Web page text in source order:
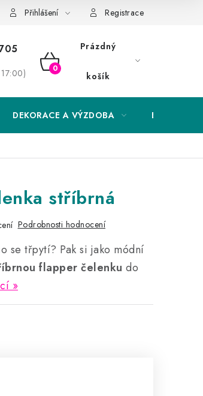
Podmínky ochrany osobních údajů
Přihlášení Registrace
NÁKUPNÍ
Prázdný
košík
DEKORACE A VÝZDOBA
stříbrná
Podrobnosti hodnocení
se třpytí? Pak si jako módní
flapper čelenku do